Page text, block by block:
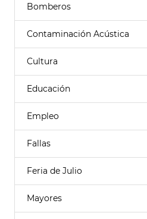
Bomberos
Contaminación Acústica
Cultura
Educación
Empleo
Fallas
Feria de Julio
Mayores